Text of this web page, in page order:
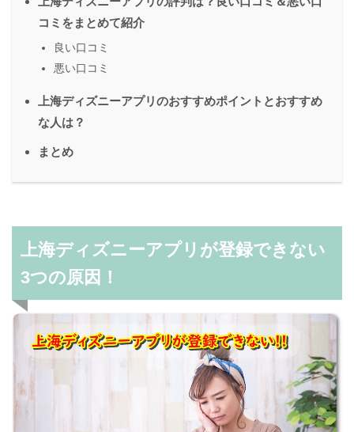
コミをまとめて紹介
良い口コミ
悪い口コミ
上海ディズニーアプリのおすすめポイントとおすすめ
な人は？
まとめ
上海ディズニーアプリが登録できない
3つの原因！